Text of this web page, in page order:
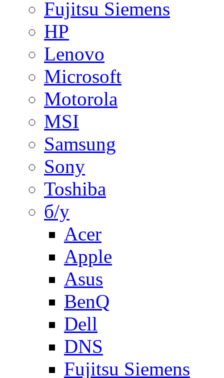
Fujitsu Siemens
HP
Lenovo
Microsoft
Motorola
MSI
Samsung
Sony
Toshiba
б/у
Acer
Apple
Asus
BenQ
Dell
DNS
Fujitsu Siemens